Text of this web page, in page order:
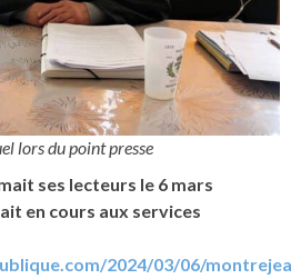
lors du point presse
ses lecteurs le 6 mars
en cours aux services
2024/03/06/